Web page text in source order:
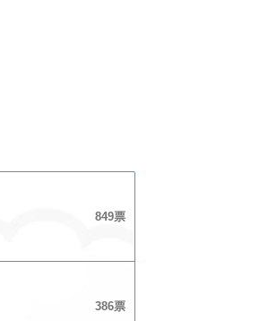
849
386